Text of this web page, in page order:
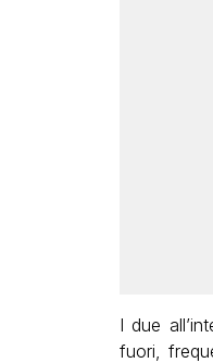
I due
fuori,